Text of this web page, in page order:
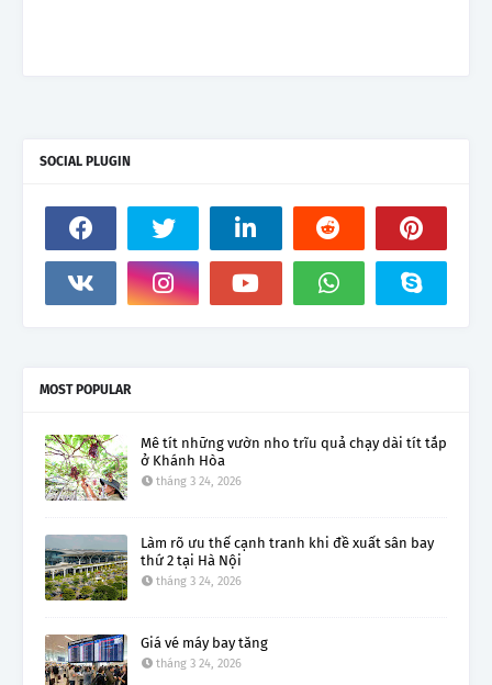
SOCIAL PLUGIN
MOST POPULAR
Mê tít những vườn nho trĩu quả chạy dài tít tắp
ở Khánh Hòa
tháng 3 24, 2026
Làm rõ ưu thế cạnh tranh khi đề xuất sân bay
thứ 2 tại Hà Nội
tháng 3 24, 2026
Giá vé máy bay tăng
tháng 3 24, 2026